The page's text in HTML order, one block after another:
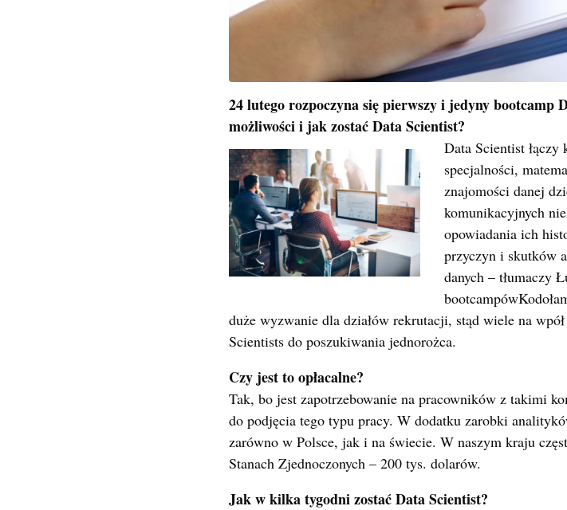
24 lutego rozpoczyna się pierwszy i jedyny bootcamp
możliwości i jak zostać Data Scientist?
Data Scientist
specjalności,
znajomości danej
komunikacyjnych
opowiadania ich
przyczyn i skutków
danych – tłumaczy
duże wyzwanie dla działów rekrutacji, stąd wiele na
Scientists do poszukiwania jednorożca.
Czy jest to opłacalne?
Tak, bo jest zapotrzebowanie na pracowników z takimi
do podjęcia tego typu pracy. W dodatku zarobki
zarówno w Polsce, jak i na świecie. W naszym kraju
Stanach Zjednoczonych – 200 tys. dolarów.
Jak w kilka tygodni zostać Data Scientist?